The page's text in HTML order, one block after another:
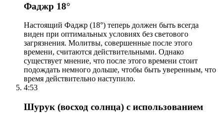
Фаджр 18°
Настоящий Фаджр (18°) теперь должен быть всегда
виден при оптимальных условиях без светового
загрязнения. Молитвы, совершенные после этого
времени, считаются действительными. Однако
существует мнение, что после этого времени стоит
подождать немного дольше, чтобы быть уверенным, что
время действительно наступило.
4:53
Шурук (восход солнца) с использованием